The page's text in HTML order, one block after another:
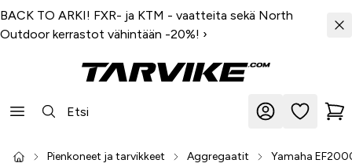
BACK TO ARKI! FXR- ja KTM - vaatteita sekä North
Outdoor kerrastot vähintään -20%! ›
Pienkoneet ja tarvikkeet Aggregaatit Yamaha